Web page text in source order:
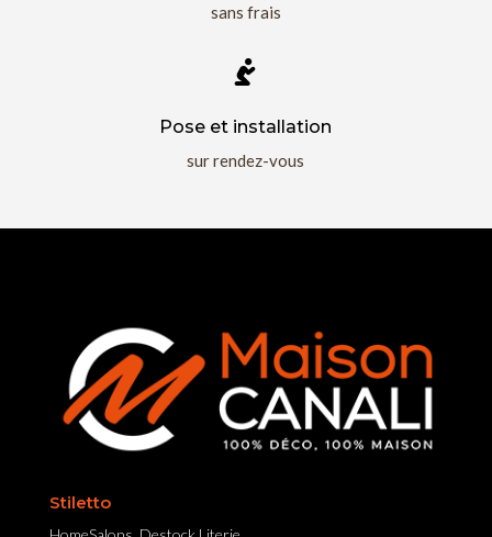
sans frais

Pose et installation
sur rendez-vous
Stiletto